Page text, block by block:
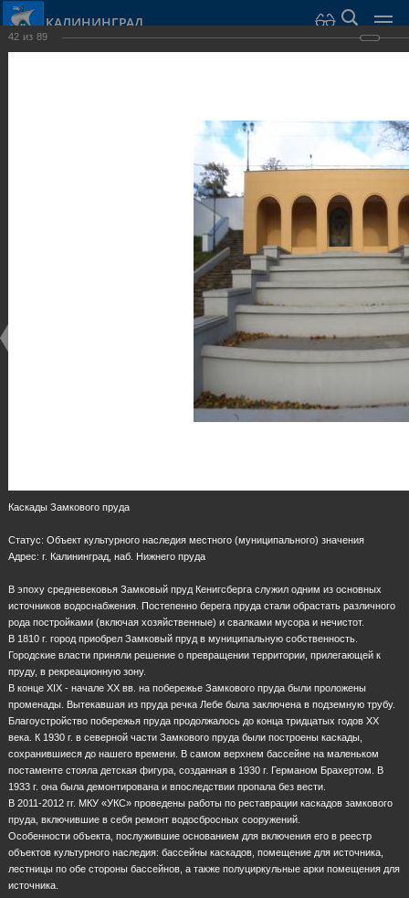
КАЛИНИНГРАД
Общественные здания и сооружения
Общественные здания и сооружения
42 из 89
Каскады Замкового пруда
Статус: Объект культурного наследия местного (муниципального) значения
Адрес: г. Калининград, наб. Нижнего пруда
В эпоху средневековья Замковый пруд Кенигсберга служил одним из основных
источников водоснабжения. Постепенно берега пруда стали обрастать различного
рода постройками (включая хозяйственные) и свалками мусора и нечистот.
В 1810 г. город приобрел Замковый пруд в муниципальную собственность.
Городские власти приняли решение о превращении территории, прилегающей к
пруду, в рекреационную зону.
В конце XIX - начале XX вв. на побережье Замкового пруда были проложены
променады. Вытекавшая из пруда речка Лебе была заключена в подземную трубу.
Благоустройство побережья пруда продолжалось до конца тридцатых годов XX
века. К 1930 г. в северной части Замкового пруда были построены каскады,
сохранившиеся до нашего времени. В самом верхнем бассейне на маленьком
постаменте стояла детская фигура, созданная в 1930 г. Германом Брахертом. В
1933 г. она была демонтирована и впоследствии пропала без вести.
В 2011-2012 гг. МКУ «УКС» проведены работы по реставрации каскадов замкового
пруда, включившие в себя ремонт водосбросных сооружений.
Особенности объекта, послужившие основанием для включения его в реестр
объектов культурного наследия: бассейны каскадов, помещение для источника,
лестницы по обе стороны бассейнов, а также полуциркульные арки помещения для
источника.